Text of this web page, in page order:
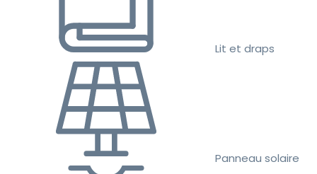
Lit et draps
Panneau solaire